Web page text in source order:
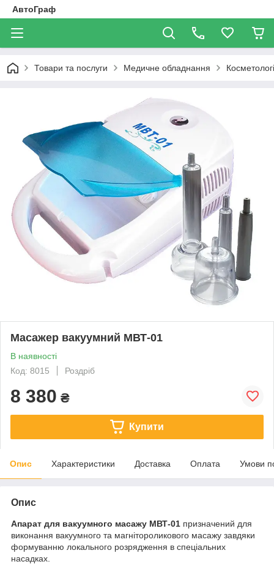
АвтоГраф
Товари та послуги Медичне обладнання
Масажер вакуумний МВТ-01
В наявності
Код: 8015
Роздріб
8 380 ₴
Купити
Опис Характеристики Доставка Оплата Умови
Опис
Апарат для вакуумного масажу МВТ-01 призначений для
виконання вакуумного та магнітороликового масажу завдяки
формуванню локального розрядження в спеціальних
насадках.